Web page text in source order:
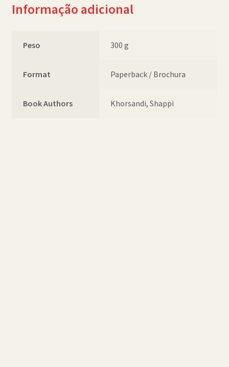
Informação adicional
Peso 300 g
Format Paperback / Brochura
Book Authors Khorsandi, Shappi